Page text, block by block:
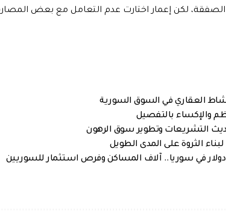
لكن إعمار اختارت عدم التعامل مع بعض
العقاري في السوق السورية
التشريعات وتطوير سوق الرهون